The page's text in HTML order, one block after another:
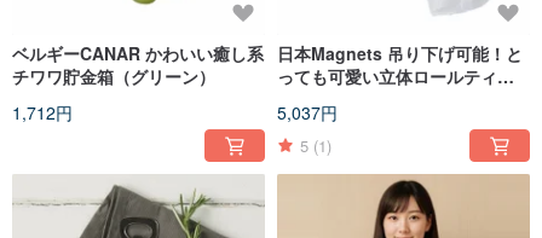
ベルギーCANAR かわいい癒し系
チワワ貯金箱（グリーン）
1,712円
日本Magnets 吊り下げ可能！と
っても可愛い立体ロールティッ
5,037円
5 (1)